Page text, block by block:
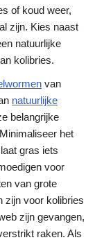
of koud weer,
zijn. Kies naast
natuurlijke
kolibries.
van
natuurlijke
belangrijke
het
gras iets
voor
van grote
zijn voor kolibries
zijn gevangen,
raken. Als